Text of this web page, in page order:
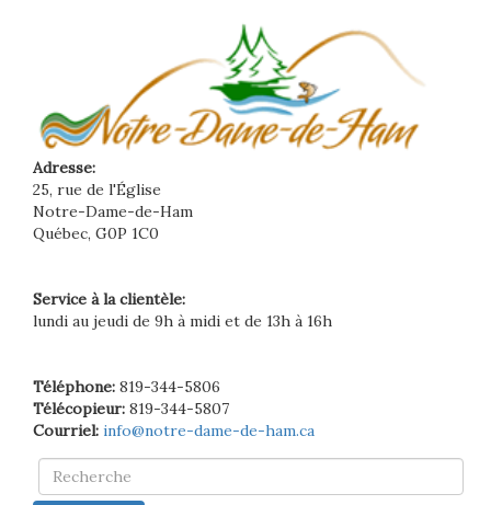
Adresse:
25, rue de l'Église
Notre-Dame-de-Ham
Québec, G0P 1C0
Service à la clientèle:
lundi au jeudi de 9h à midi et de 13h à 16h
Téléphone: 819-344-5806
Télécopieur: 819-344-5807
Courriel: info@notre-dame-de-ham.ca